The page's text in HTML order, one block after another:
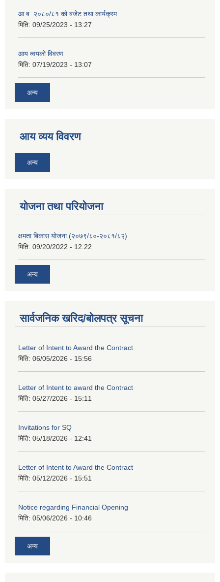
आ.ब. २०८०/८१ को बजेट तथा कार्यक्रम
मिति: 09/25/2023 - 13:27
आय व्वयको विवरण
मिति: 07/19/2023 - 13:07
अन्य
आय व्यय विवरण
अन्य
याेजना तथा परियाेजना
क्षमता बिकास योजना (२०७९/८०-२०८१/८२)
मिति: 09/20/2022 - 12:22
अन्य
सार्वजनिक खरिद/बोलपत्र सूचना
Letter of Intent to Award the Contract
मिति: 06/05/2026 - 15:56
Letter of Intent to award the Contract
मिति: 05/27/2026 - 15:11
Invitations for SQ
मिति: 05/18/2026 - 12:41
Letter of Intent to Award the Contract
मिति: 05/12/2026 - 15:51
Notice regarding Financial Opening
मिति: 05/06/2026 - 10:46
अन्य